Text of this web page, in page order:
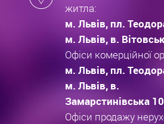
житла:
м. Львів, пл.
м. Львів, в.
Офіси комерційної
м. Львів, пл.
м. Львів, в.
Замарстинівська 10
Офіси продажу